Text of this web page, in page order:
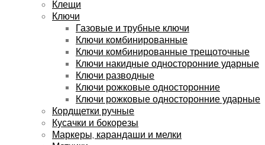
Клещи
Ключи
Газовые и трубные ключи
Ключи комбинированные
Ключи комбинированные трещоточные
Ключи накидные односторонние ударные
Ключи разводные
Ключи рожковые односторонние
Ключи рожковые односторонние ударные
Кордщетки ручные
Кусачки и бокорезы
Маркеры, карандаши и мелки